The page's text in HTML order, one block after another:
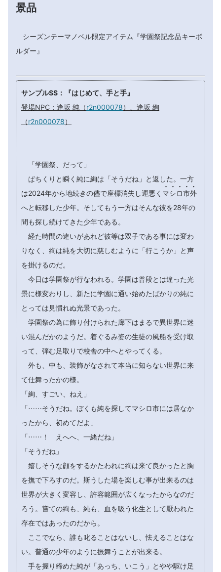
景品
シーズンテーマノベル限定アイテム『学園祭記念品キーボ
ルダー』
サンプルSS：『はじめて、手と手』
登場NPC：逢坂 純（r2n000078）、逢坂 絢
（r2n000078）
「学園祭、だって」
ぱちくりと瞬く純に絢は「そうだね」と返した。一方
は2024年から地続きの儘で座標消失し運悪く マ

シ

ロ

市

外

へと転移した少年。そしてもう一方はそんな彼を28年の
間も探し続けてきた少年である。
経た時間の違いがあれど彼等は双子である事には変わ
りなく、絢は純を大切に慈しむように「行こうか」と声
を掛けるのだ。
今日は学園祭が行なわれる。学園は普段とは違った光
景に様変わりし、新たに学園に通い始めたばかりの純に
とっては見慣れぬ光景であった。
学園祭の為に飾り付けられた廊下はまるで異世界に迷
い混んだかのようだ。着ぐるみ姿の生徒の風船を受け取
って、弾む足取りで校舎の中へとやってくる。
外も、中も、装飾がなされて本当に知らない世界に来
て仕舞ったかの様。
「絢、すごい、ねえ」
「……そうだね。ぼくも純を探してマシロ市には居なか
ったから、初めてだよ」
「……！ えへへ、一緒だね」
「そうだね」
嬉しそうな顔をするかたわれに絢は来て良かったと胸
を撫で下ろすのだ。斯うした場を楽しむ事が出来るのは
世界が大きく変容し、許容範囲が広くなったからなのだ
ろう。嘗ての絢も、純も、血を吸う化生として厭われた
存在ではあったのだから。
ここでなら、誰も叱ることはないし、怯えることはな
い。普通の少年のように振舞うことが出来る。
手を握り締めた純が「あっち、いこう」とやや駆け足